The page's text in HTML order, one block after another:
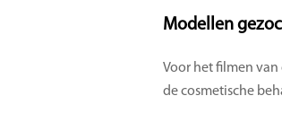
Modellen
Voor het filmen
de cosmetische